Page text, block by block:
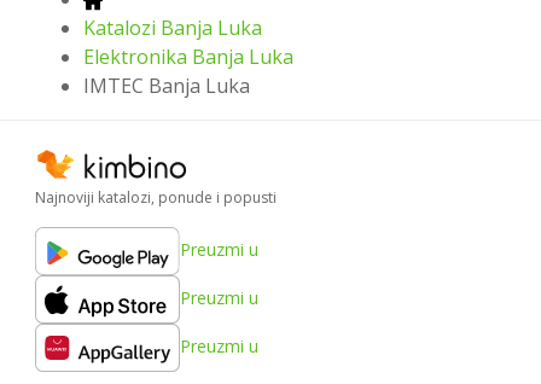
Katalozi Banja Luka
Elektronika Banja Luka
IMTEC Banja Luka
Najnoviji katalozi, ponude i popusti
Preuzmi u
Preuzmi u
Preuzmi u